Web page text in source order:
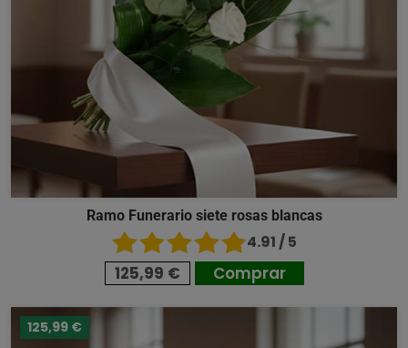
Ramo Funerario siete rosas blancas
4.91 / 5
125,99 € Comprar
125,99 €